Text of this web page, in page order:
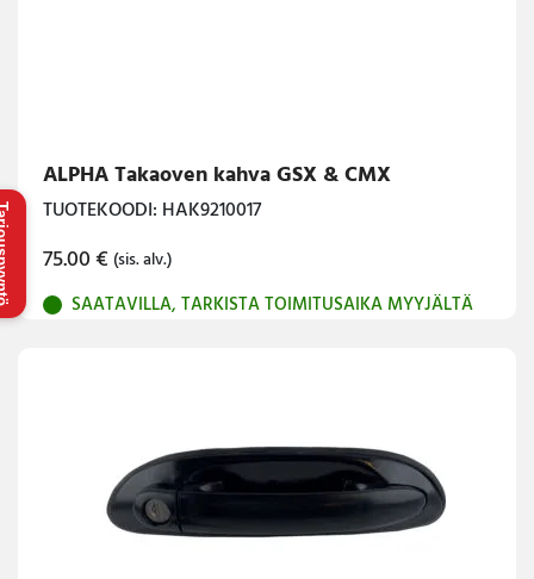
ALPHA Takaoven kahva GSX & CMX
TUOTEKOODI: HAK9210017
75.00€ (sis. alv.)
SAATAVILLA, TARKISTA TOIMITUSAIKA MYYJÄLTÄ